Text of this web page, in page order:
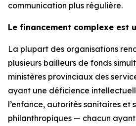
communication plus régulière.
Le financement complexe est
La plupart des organisations
plusieurs bailleurs de fonds
ministères provinciaux des
ayant une déficience
l’enfance, autorités sanitaires et
philanthropiques — chacun ayant